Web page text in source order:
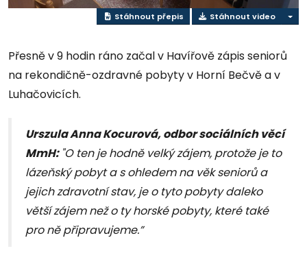
Stáhnout přepis Stáhnout video
Přesně v 9 hodin ráno začal v Havířově zápis seniorů
na rekondičně-ozdravné pobyty v Horní Bečvě a v
Luhačovicích.
Urszula Anna Kocurová, odbor sociálních věcí
MmH: "O ten je hodně velký zájem, protože je to
lázeňský pobyt a s ohledem na věk seniorů a
jejich zdravotní stav, je o tyto pobyty daleko
větší zájem než o ty horské pobyty, které také
pro ně připravujeme.”